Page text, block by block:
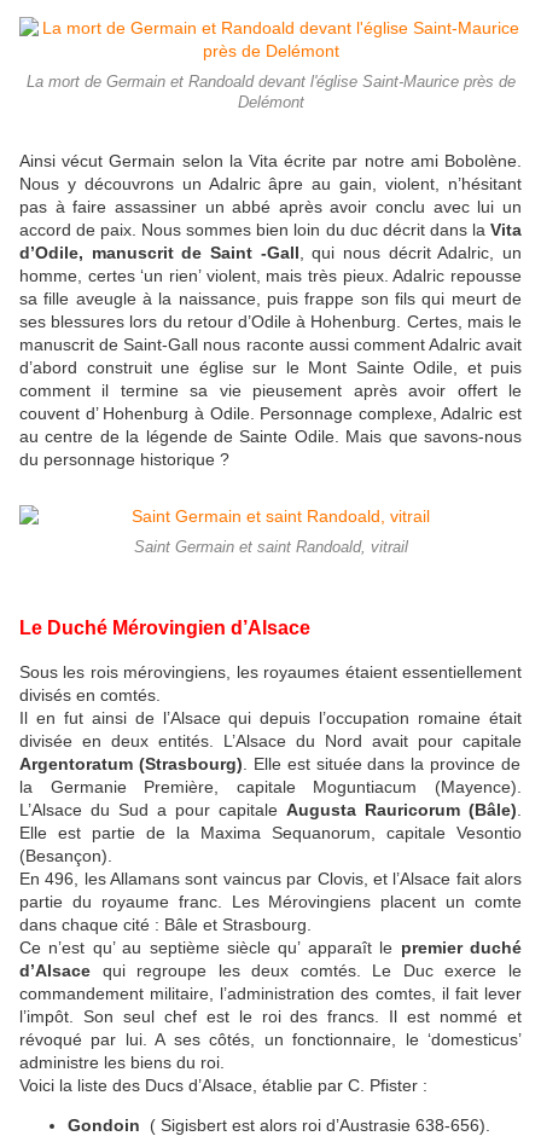
La mort de Germain et Randoald devant l'église Saint-Maurice près de
Delémont
Ainsi vécut Germain selon la Vita écrite par notre ami Bobolène.
Nous y découvrons un Adalric âpre au gain, violent, n’hésitant
pas à faire assassiner un abbé après avoir conclu avec lui un
accord de paix. Nous sommes bien loin du duc décrit dans la Vita
d’Odile, manuscrit de Saint -Gall , qui nous décrit Adalric, un
homme, certes ‘un rien’ violent, mais très pieux. Adalric repousse
sa fille aveugle à la naissance, puis frappe son fils qui meurt de
ses blessures lors du retour d’Odile à Hohenburg. Certes, mais le
manuscrit de Saint-Gall nous raconte aussi comment Adalric avait
d’abord construit une église sur le Mont Sainte Odile, et puis
comment il termine sa vie pieusement après avoir offert le
couvent d’ Hohenburg à Odile. Personnage complexe, Adalric est
au centre de la légende de Sainte Odile. Mais que savons-nous
du personnage historique ?
Saint Germain et saint Randoald, vitrail
Le Duché Mérovingien d’Alsace
Sous les rois mérovingiens, les royaumes étaient essentiellement
divisés en comtés.
Il en fut ainsi de l’Alsace qui depuis l’occupation romaine était
divisée en deux entités. L’Alsace du Nord avait pour capitale
Argentoratum (Strasbourg) . Elle est située dans la province de
la Germanie Première, capitale Moguntiacum (Mayence).
L’Alsace du Sud a pour capitale Augusta Rauricorum (Bâle)
Elle est partie de la Maxima Sequanorum, capitale Vesontio
(Besançon).
En 496, les Allamans sont vaincus par Clovis, et l’Alsace fait alors
partie du royaume franc. Les Mérovingiens placent un comte
dans chaque cité : Bâle et Strasbourg.
Ce n’est qu’ au septième siècle qu’ apparaît le premier duché
d’Alsace qui regroupe les deux comtés. Le Duc exerce le
commandement militaire, l’administration des comtes, il fait lever
l’impôt. Son seul chef est le roi des francs. Il est nommé et
révoqué par lui. A ses côtés, un fonctionnaire, le ‘domesticus’
administre les biens du roi.
Voici la liste des Ducs d’Alsace, établie par C. Pfister :
Gondoin ( Sigisbert est alors roi d’Austrasie 638-656).